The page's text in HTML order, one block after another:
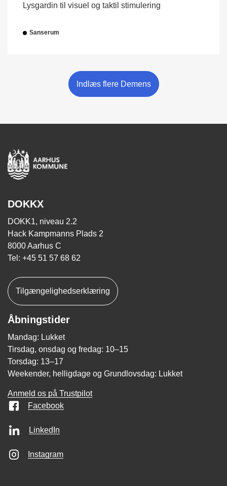
Lysgardin til visuel og taktil stimulering
Sanserum
Indlæs flere Demens
DOKKX
DOKK1, niveau 2.2
Hack Kampmanns Plads 2
8000 Aarhus C
Tel: +45 51 57 68 62
Tilgængelighedserklæring
Åbningstider
Mandag: Lukket
Tirsdag, onsdag og fredag: 10–15
Torsdag: 13–17
Weekender, helligdage og Grundlovsdag: Lukket
Anmeld os på Trustpilot
Facebook
LinkedIn
Instagram